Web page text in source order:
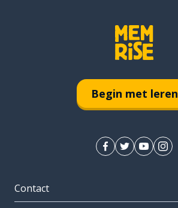
Begin met leren
Contact